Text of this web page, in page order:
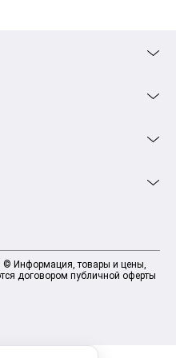
© Информация, товары и цены,
договором публичной оферты